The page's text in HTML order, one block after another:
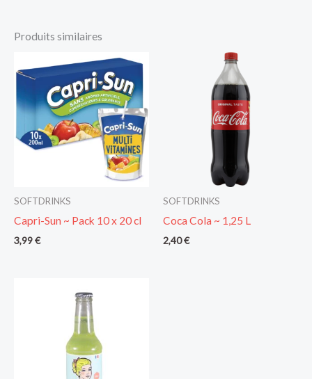
Produits similaires
SOFTDRINKS
Capri-Sun ~ Pack 10 x 20 cl
3,99€
SOFTDRINKS
Coca Cola ~ 1,25 L
2,40€